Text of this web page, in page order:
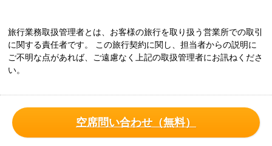
旅行業務取扱管理者とは、お客様の旅行を取り扱う営業所での取引
に関する責任者です。 この旅行契約に関し、担当者からの説明に
ご不明な点があれば、ご遠慮なく上記の取扱管理者にお訊ねくださ
い。
空席問い合わせ（無料）